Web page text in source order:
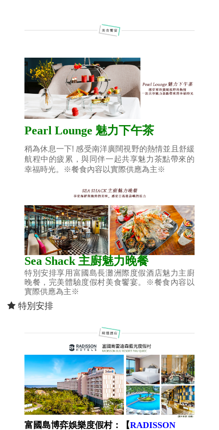
Pearl Lounge 魅力下午茶
稍為休息一下! 感受南洋廣闊視野的熱情並且舒緩
航程中的疲累，與同伴一起共享魅力茶點帶來的
幸福時光。
※餐食內容以實際供應為主※
Sea Shack 主廚魅力晚餐
特別安排享用富國島長灘洲際度假酒店魅力主廚
晚餐，完美體驗度假村美食饗宴。
※餐食內容以
實際供應為主※
特別安排
富國島博弈娛樂度假村：【RADISSON